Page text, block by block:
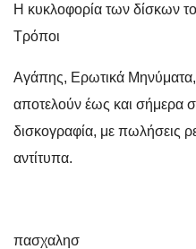
Η κυκλοφορία των δίσκων
Τρόποι
Αγάπης, Ερωτικά
αποτελούν έως και σήμερα
δισκογραφία, με πωλήσεις
αντίτυπα.
πασχαλησ